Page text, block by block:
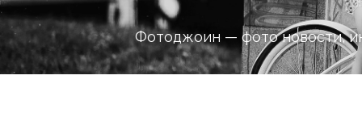
Фотоджоин — фото новости,